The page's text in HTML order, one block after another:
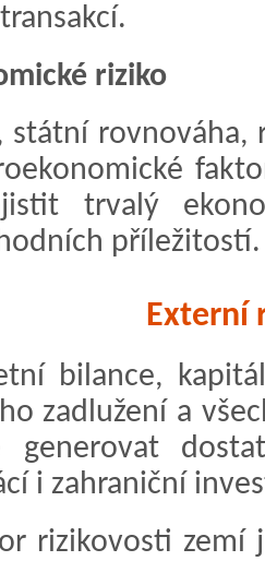
riziko
státní rovnováha,
trvalý
příležitostí.
Externí
bilance,
zadlužení a
generovat
i zahraniční
rizikovosti zemí